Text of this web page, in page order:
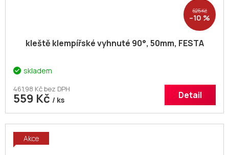
625 Kč
–10 %
kleště klempířské vyhnuté 90°, 50mm, FESTA
skladem
461,98 Kč bez DPH
559 Kč / ks Detail
Akce